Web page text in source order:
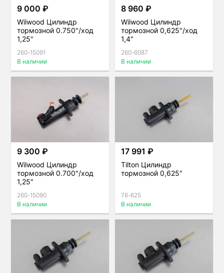
9 000 ₽
Wilwood Цилиндр
тормозной 0.750"/ход
1,25"
260-15091
В наличии
8 960 ₽
Wilwood Цилиндр
тормозной 0,625"/ход
1,4"
260-6087
В наличии
9 300 ₽
Wilwood Цилиндр
тормозной 0.700"/ход
1,25"
260-15090
В наличии
17 991 ₽
Tilton Цилиндр
тормозной 0,625"
76-625
В наличии